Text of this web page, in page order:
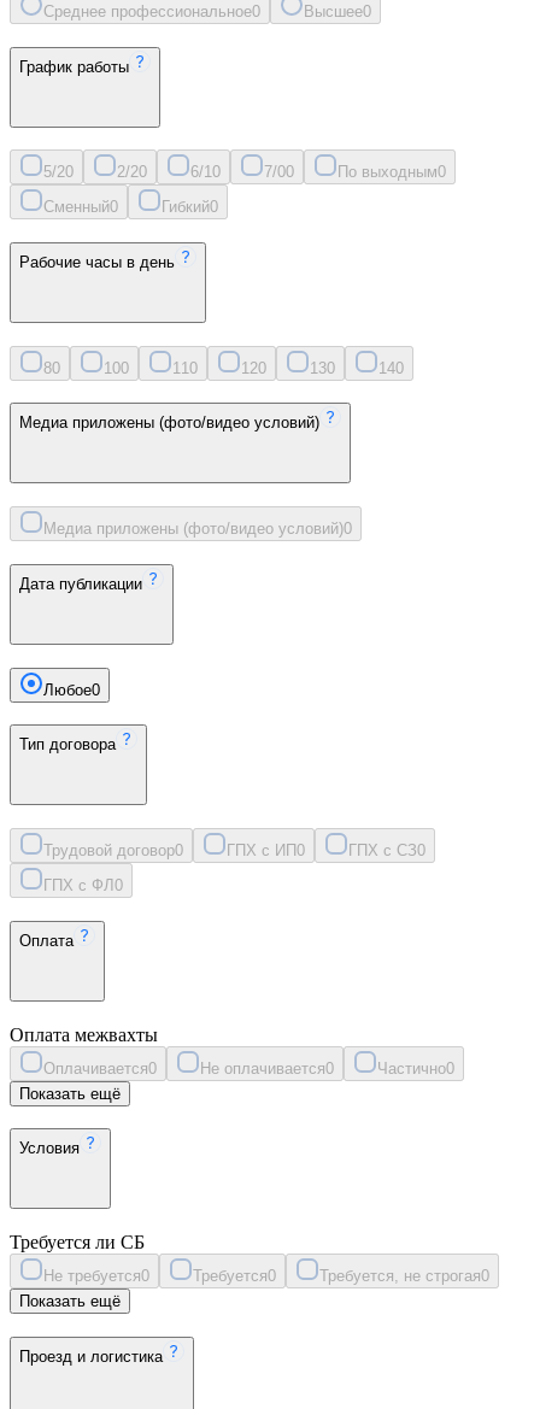
Среднее профессиональное0 Высшее0
График работы
5/20 2/20 6/10 7/00 По выходным0
Сменный0 Гибкий0
Рабочие часы в день
80 100 11 0 120 130 140
Медиа приложены (фото/видео условий)
Медиа приложены (фото/видео условий)0
Дата публикации
Любое0
Тип договора
Трудовой договор0 ГПХ с ИП0 ГПХ с СЗ0
ГПХ с ФЛ 0
Оплата
Оплата межвахты
Оплачивается0 Не оплачивается0 Частично0
Показать ещё
Условия
Требуется ли СБ
Не требуется0 Требуется0 Требуется, не строгая0
Показать ещё
Проезд и логистика